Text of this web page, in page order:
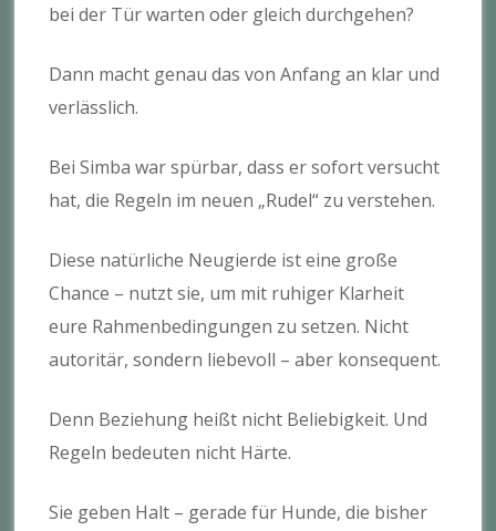
bei der Tür warten oder gleich durchgehen?
Dann macht genau das von Anfang an klar und
verlässlich.
Bei Simba war spürbar, dass er sofort versucht
hat, die Regeln im neuen „Rudel“ zu verstehen.
Diese natürliche Neugierde ist eine große
Chance – nutzt sie, um mit ruhiger Klarheit
eure Rahmenbedingungen zu setzen. Nicht
autoritär, sondern liebevoll – aber konsequent.
Denn Beziehung heißt nicht Beliebigkeit. Und
Regeln bedeuten nicht Härte.
Sie geben Halt – gerade für Hunde, die bisher